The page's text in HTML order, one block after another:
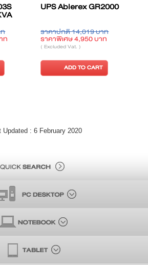
ท
UPS Ablerex GR2000
ราคาปกติ 14,019 บาท
ราคาพิเศษ 4,950 บาท
( Excluded Vat. )
ADD TO CART
: 6 February 2020